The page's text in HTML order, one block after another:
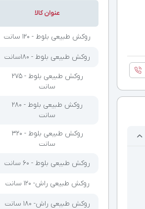
عنوان کالا
روکش طبیعی بلوط - 120 سانت
روکش طبیعی بلوط - 180سانت
روکش طبیعی بلوط - 275
سانت
روکش طبیعی بلوط - 280
سانت
روکش طبیعی بلوط - 320
سانت
روکش طبیعی بلوط - 60 سانت
روکش طبیعی راش- 120 سانت
روکش طبیعی راش- 180 سانت